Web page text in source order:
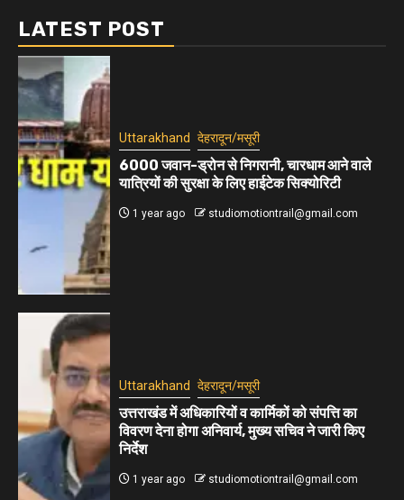
LATEST POST
Uttarakhand देहरादून/मसूरी
6000 जवान-ड्रोन से निगरानी, चारधाम आने वाले
यात्रियों की सुरक्षा के लिए हाईटेक सिक्योरिटी
1 year ago studiomotiontrail@gmail.com
Uttarakhand देहरादून/मसूरी
उत्तराखंड में अधिकारियों व कार्मिकों को संपत्ति का
विवरण देना होगा अनिवार्य, मुख्य सचिव ने जारी किए
निर्देश
1 year ago studiomotiontrail@gmail.com